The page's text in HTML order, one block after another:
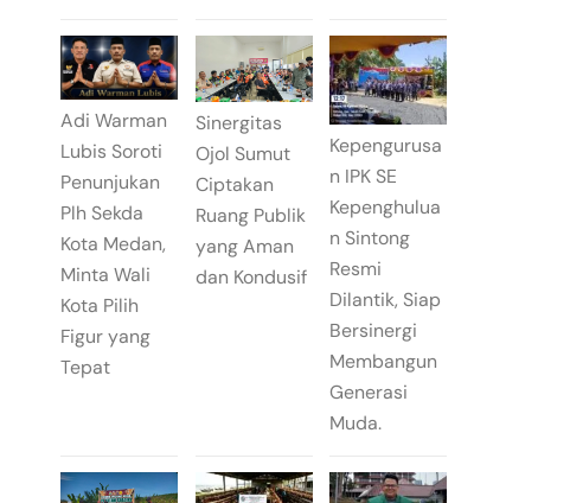
Adi Warman
Lubis Soroti
Penunjukan
Plh Sekda
Kota Medan,
Minta Wali
Kota Pilih
Figur yang
Tepat
Sinergitas
Ojol Sumut
Ciptakan
Ruang Publik
yang Aman
dan Kondusif
Kepengurusa
n IPK SE
Kepenghulua
n Sintong
Resmi
Dilantik, Siap
Bersinergi
Membangun
Generasi
Muda.